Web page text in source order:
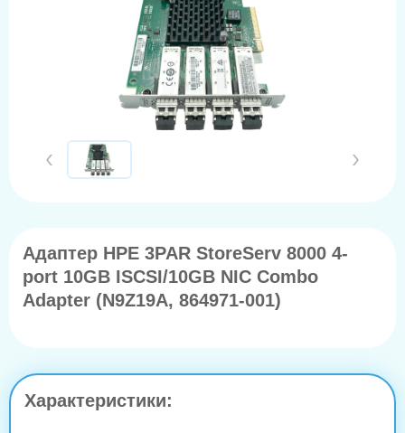
Адаптер HPE 3PAR StoreServ 8000 4-
port 10GB ISCSI/10GB NIC Combo
Adapter (N9Z19A, 864971-001)
Характеристики: